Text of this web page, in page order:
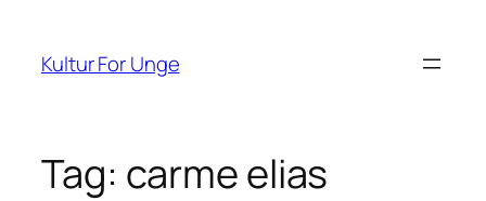
indhold
Kultur For Unge
Tag: carme elias